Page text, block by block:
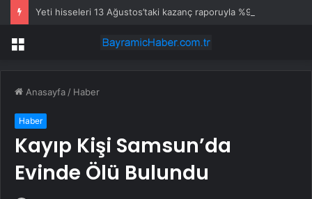
Menü
Anasayfa / Haber
Haber
Kayıp Kişi Samsun’da
Evinde Ölü Bulundu